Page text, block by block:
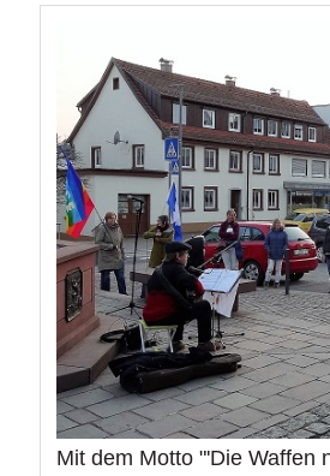
Mit dem Motto "'Die Waffen